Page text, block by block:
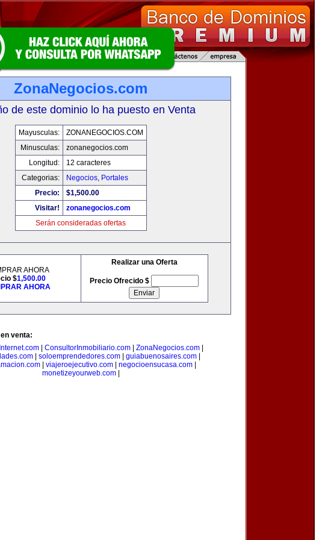
ZonaNegocios.com
de este dominio lo ha puesto en Venta
Mayusculas:
ZONANEGOCIOS.COM
Minusculas:
zonanegocios.com
Longitud:
12 caracteres
Categorias:
Negocios, Portales
Precio:
$1,500.00
Visitar!
zonanegocios.com
Serán consideradas ofertas
AHORA
$1,500.00
AHORA
Realizar una Oferta
Precio Ofrecido $
venta:
ConsultorInmobiliario.com ZonaNegocios.com
soloemprendedores.com guiabuenosaires.com
viajeroejecutivo.com negocioensucasa.com
monetizeyourweb.com|